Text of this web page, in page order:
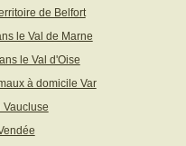
de Belfort
le Val de Marne
le Val d'Oise
à domicile Var
Vaucluse